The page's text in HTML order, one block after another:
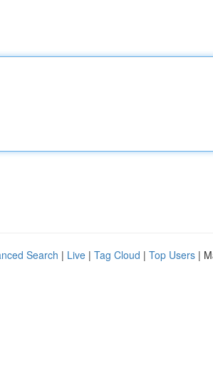
Search | Live | Tag Cloud | Top Users |